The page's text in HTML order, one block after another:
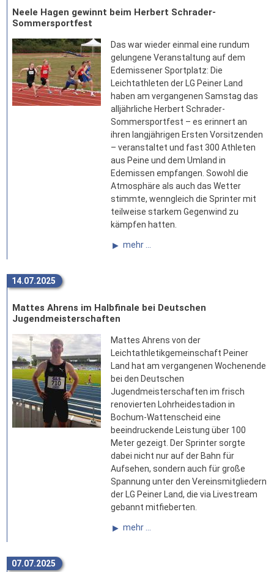
Neele Hagen gewinnt beim Herbert Schrader-
Sommersportfest
Das war wieder einmal eine rundum
gelungene Veranstaltung auf dem
Edemissener Sportplatz: Die
Leichtathleten der LG Peiner Land
haben am vergangenen Samstag das
alljährliche Herbert Schrader-
Sommersportfest – es erinnert an
ihren langjährigen Ersten Vorsitzenden
– veranstaltet und fast 300 Athleten
aus Peine und dem Umland in
Edemissen empfangen. Sowohl die
Atmosphäre als auch das Wetter
stimmte, wenngleich die Sprinter mit
teilweise starkem Gegenwind zu
kämpfen hatten.
mehr ...
14.07.2025
Mattes Ahrens im Halbfinale bei Deutschen
Jugendmeisterschaften
Mattes Ahrens von der
Leichtathletikgemeinschaft Peiner
Land hat am vergangenen Wochenende
bei den Deutschen
Jugendmeisterschaften im frisch
renovierten Lohrheidestadion in
Bochum-Wattenscheid eine
beeindruckende Leistung über 100
Meter gezeigt. Der Sprinter sorgte
dabei nicht nur auf der Bahn für
Aufsehen, sondern auch für große
Spannung unter den Vereinsmitgliedern
der LG Peiner Land, die via Livestream
gebannt mitfieberten.
mehr ...
07.07.2025